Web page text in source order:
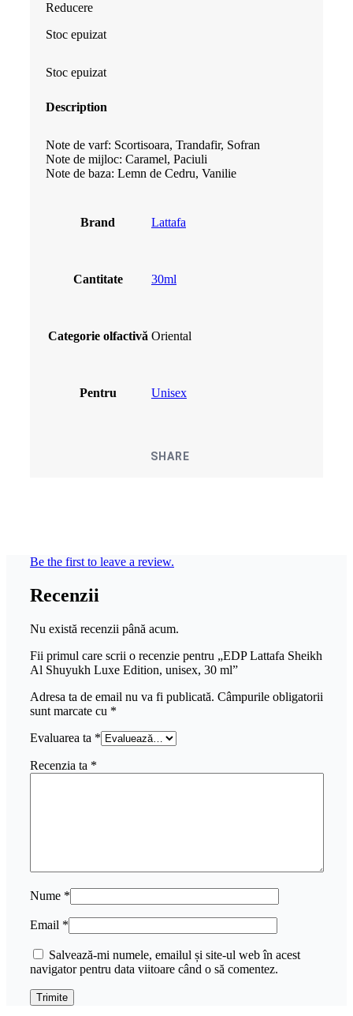
a
fost:
36.99 lei.
Reducere
Stoc epuizat
Stoc epuizat
Description
Note de varf: Scortisoara, Trandafir, Sofran
Note de mijloc: Caramel, Paciuli
Note de baza: Lemn de Cedru, Vanilie
Brand Lattafa
Cantitate 30ml
Categorie olfactivă Oriental
Pentru Unisex
SHARE
Be the first to leave a review.
Recenzii
Nu există recenzii până acum.
Fii primul care scrii o recenzie pentru „EDP Lattafa Sheikh
Al Shuyukh Luxe Edition, unisex, 30 ml”
Adresa ta de email nu va fi publicată. Câmpurile obligatorii
sunt marcate cu *
Evaluarea ta *
Recenzia ta *
Nume *
Email *
Salvează-mi numele, emailul și site-ul web în acest
navigator pentru data viitoare când o să comentez.